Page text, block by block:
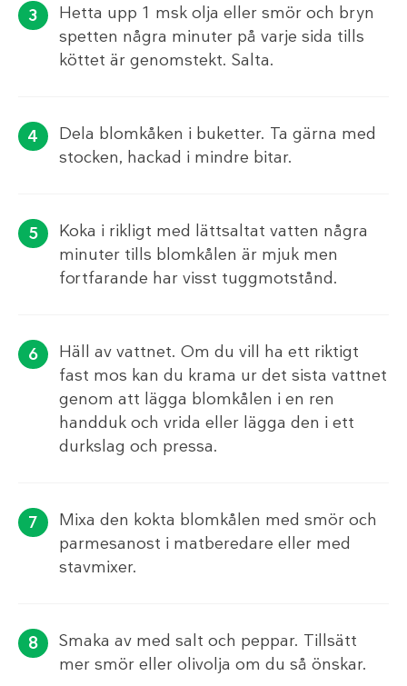
Hetta upp 1 msk olja eller smör och bryn
spetten några minuter på varje sida tills
köttet är genomstekt. Salta.
Dela blomkåken i buketter. Ta gärna med
stocken, hackad i mindre bitar.
Koka i rikligt med lättsaltat vatten några
minuter tills blomkålen är mjuk men
fortfarande har visst tuggmotstånd.
Häll av vattnet. Om du vill ha ett riktigt
fast mos kan du krama ur det sista vattnet
genom att lägga blomkålen i en ren
handduk och vrida eller lägga den i ett
durkslag och pressa.
Mixa den kokta blomkålen med smör och
parmesanost i matberedare eller med
stavmixer.
Smaka av med salt och peppar. Tillsätt
mer smör eller olivolja om du så önskar.